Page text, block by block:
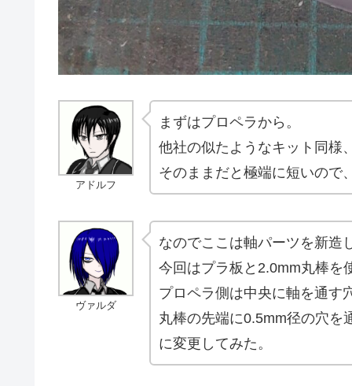
アドルフ
まずはプロペラから。
他社の似たようなキット同様
そのままだと極端に短いの
ヴァルダ
なのでここは軸パーツを新造
今回はプラ板と2.0mm丸棒を
プロペラ側は中央に軸を通す
丸棒の先端に0.5mm径の穴を
に変更してみた。